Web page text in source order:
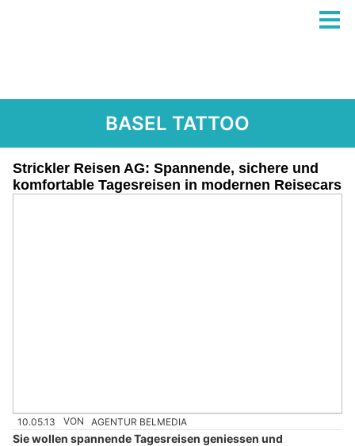
BASEL TATTOO
Strickler Reisen AG: Spannende, sichere und
komfortable Tagesreisen in modernen Reisecars
10.05.13 VON AGENTUR BELMEDIA
Sie wollen spannende Tagesreisen geniessen und